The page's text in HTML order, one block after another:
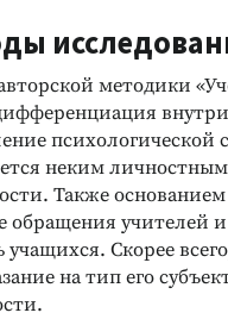
методики
неким
Также
обращения учителей
Скорее
на тип его